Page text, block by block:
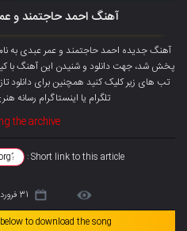
آهنگ احمد حاجتمند و
آهنگ جدیده احمد حاجتمند و عمر عبدی به
تب های زیر کلیک کنید همچنین برای دانلود
تلگرام یا اینستاگرام رسانه
the archive
Short link to this article :
31 فروردین 1404
to download the song